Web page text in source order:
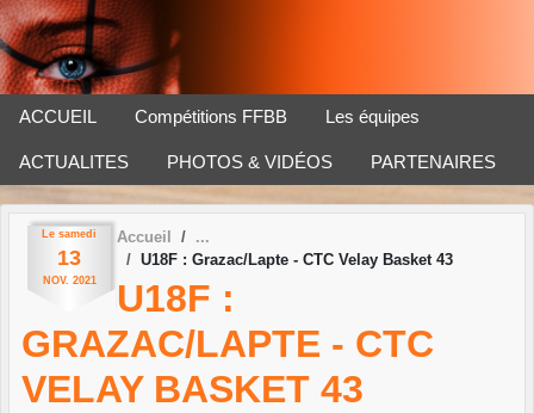
ACCUEIL Compétitions FFBB Les équipes
ACTUALITES PHOTOS & VIDÉOS PARTENAIRES
Le samedi
13
NOV. 2021
Accueil
U18F : Grazac/Lapte - CTC Velay Basket 43
U18F :
GRAZAC/LAPTE - CTC
VELAY BASKET 43
Panneau de gestion des cookies